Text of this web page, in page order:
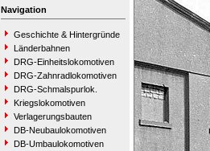
Navigation
Geschichte & Hintergründe
Länderbahnen
DRG-Einheitslokomotiven
DRG-Zahnradlokomotiven
DRG-Schmalspurlok.
Kriegslokomotiven
Verlagerungsbauten
DB-Neubaulokomotiven
DB-Umbaulokomotiven